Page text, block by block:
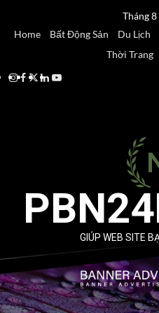
Tháng
Home
Bất Động Sản Du Lịch
Thời Trang
Instagram
Facebook
Twitter
Linkedin
Youtube
GIÚP WEB SITE